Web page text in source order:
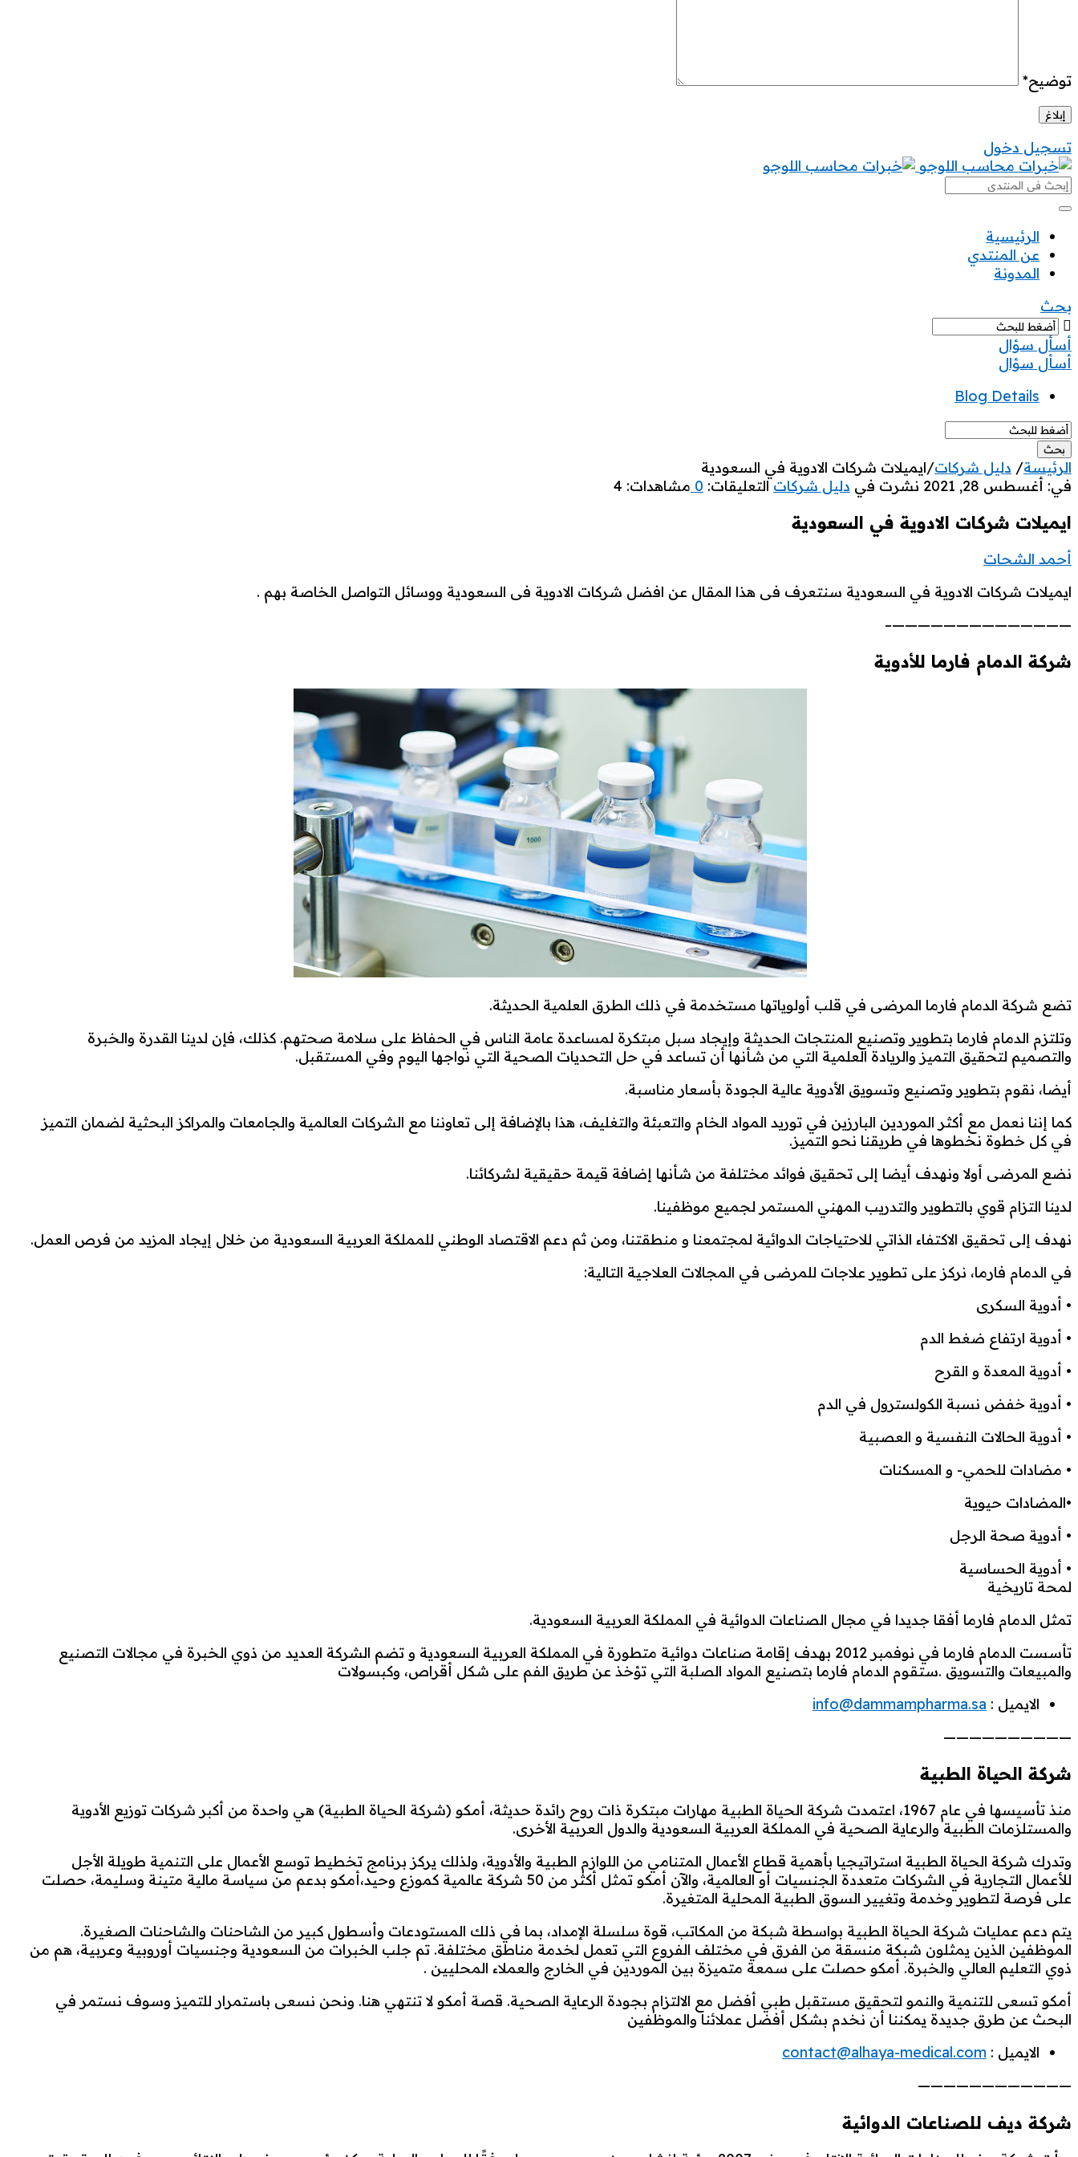
توضيح*
تسجيل دخول
خبرات
محاسب
خبرات
محاسب
القائمة
الرئيسية
عن المنتدي
المدونة
بحث
أسأل سؤال
قائمة
الموبيل
غلق
أسأل سؤال
Blog Details
الرئيسة/ دليل شركات/ايميلات شركات الادوية في السعودية
خبرات
محاسب
الاحدث
مقالات
في: أغسطس 28, 2021 نشرت في دليل شركات التعليقات: 0 مشاهدات: 4
ايميلات شركات الادوية في السعودية
أحمد الشحات
ايميلات شركات الادوية في السعودية سنتعرف فى هذا المقال عن افضل شركات الادوية فى السعودية ووسائل التواصل الخاصة بهم .
——————————————–
شركة الدمام فارما للأدوية
تضع شركة الدمام فارما المرضى في قلب أولوياتها مستخدمة في ذلك الطرق العلمية الحديثة.
وتلتزم الدمام فارما بتطوير وتصنيع المنتجات الحديثة وإيجاد سبل مبتكرة لمساعدة عامة الناس في الحفاظ على سلامة صحتهم. كذلك، فإن لدينا القدرة والخبرة
والتصميم لتحقيق التميز والريادة العلمية التي من شأنها أن تساعد في حل التحديات الصحية التي نواجها اليوم وفي المستقبل.
أيضا، نقوم بتطوير وتصنيع وتسويق الأدوية عالية الجودة بأسعار مناسبة.
كما إننا نعمل مع أكثر الموردين البارزين في توريد المواد الخام والتعبئة والتغليف، هذا بالإضافة إلى تعاوننا مع الشركات العالمية والجامعات والمراكز البحثية لضمان التميز
في كل خطوة نخطوها في طريقنا نحو التميز.
نضع المرضى أولا ونهدف أيضا إلى تحقيق فوائد مختلفة من شأنها إضافة قيمة حقيقية لشركائنا.
لدينا التزام قوي بالتطوير والتدريب المهني المستمر لجميع موظفينا.
نهدف إلى تحقيق الاكتفاء الذاتي للاحتياجات الدوائية لمجتمعنا و منطقتنا، ومن ثم دعم الاقتصاد الوطني للمملكة العربية السعودية من خلال إيجاد المزيد من فرص العمل.
في الدمام فارما، نركز على تطوير علاجات للمرضى في المجالات العلاجية التالية:
• أدوية السكرى
• أدوية ارتفاع ضغط الدم
• أدوية المعدة و القرح
• أدوية خفض نسبة الكولسترول في الدم
• أدوية الحالات النفسية و العصبية
• مضادات للحمي- و المسكنات
•المضادات حيوية
• أدوية صحة الرجل
• أدوية الحساسية
لمحة تاريخية
تمثل الدمام فارما أفقا جديدا في مجال الصناعات الدوائية في المملكة العربية السعودية.
تأسست الدمام فارما في نوفمبر 2012 بهدف إقامة صناعات دوائية متطورة في المملكة العربية السعودية و تضم الشركة العديد من ذوي الخبرة في مجالات التصنيع
والمبيعات والتسويق .ستقوم الدمام فارما بتصنيع المواد الصلبة التي تؤخذ عن طريق الفم على شكل أقراص، وكبسولات
الايميل : info@dammampharma.sa
——————————
شركة الحياة الطبية
منذ تأسيسها في عام 1967، اعتمدت شركة الحياة الطبية مهارات مبتكرة ذات روح رائدة حديثة، أمكو (شركة الحياة الطبية) هي واحدة من أكبر شركات توزيع الأدوية
والمستلزمات الطبية والرعاية الصحية في المملكة العربية السعودية والدول العربية الأخرى.
وتدرك شركة الحياة الطبية استراتيجيا بأهمية قطاع الأعمال المتنامي من اللوازم الطبية والأدوية، ولذلك يركز برنامج تخطيط توسع الأعمال على التنمية طويلة الأجل
للأعمال التجارية في الشركات متعددة الجنسيات أو العالمية، والآن أمكو تمثل أكثر من 50 شركة عالمية كموزع وحيد،أمكو بدعم من سياسة مالية متينة وسليمة، حصلت
على فرصة لتطوير وخدمة وتغيير السوق الطبية المحلية المتغيرة.
يتم دعم عمليات شركة الحياة الطبية بواسطة شبكة من المكاتب، قوة سلسلة الإمداد، بما في ذلك المستودعات وأسطول كبير من الشاحنات والشاحنات الصغيرة.
الموظفين الذين يمثلون شبكة منسقة من الفرق في مختلف الفروع التي تعمل لخدمة مناطق مختلفة. تم جلب الخبرات من السعودية وجنسيات أوروبية وعربية، هم من
ذوي التعليم العالي والخبرة. أمكو حصلت على سمعة متميزة بين الموردين في الخارج والعملاء المحليين .
أمكو تسعى للتنمية والنمو لتحقيق مستقبل طبي أفضل مع الالتزام بجودة الرعاية الصحية. قصة أمكو لا تنتهي هنا. ونحن نسعى باستمرار للتميز وسوف نستمر في
البحث عن طرق جديدة يمكننا أن نخدم بشكل أفضل عملائنا والموظفين
الايميل : contact@alhaya-medical.com
————————————
شركة ديف للصناعات الدوائية